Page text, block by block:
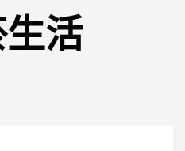
活